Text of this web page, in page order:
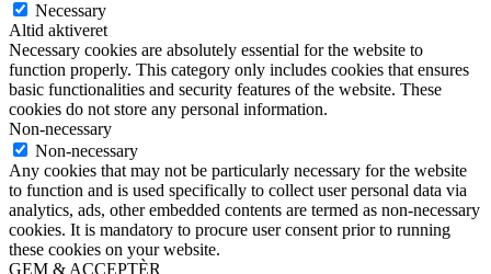
Necessary
Altid aktiveret
Necessary cookies are absolutely essential for the website to
function properly. This category only includes cookies that ensures
basic functionalities and security features of the website. These
cookies do not store any personal information.
Non-necessary
Non-necessary
Any cookies that may not be particularly necessary for the website
to function and is used specifically to collect user personal data via
analytics, ads, other embedded contents are termed as non-necessary
cookies. It is mandatory to procure user consent prior to running
these cookies on your website.
GEM & ACCEPTÈR